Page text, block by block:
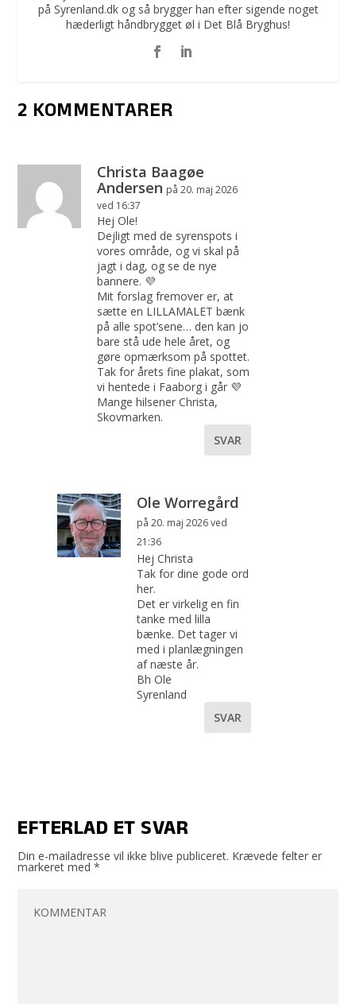
på Syrenland.dk og så brygger han efter sigende noget
hæderligt håndbrygget øl i Det Blå Bryghus!
2 KOMMENTARER
Christa Baagøe
Andersen på 20. maj 2026
ved 16:37
Hej Ole!
Dejligt med de syrenspots i
vores område, og vi skal på
jagt i dag, og se de nye
bannere. 💜
Mit forslag fremover er, at
sætte en LILLAMALET bænk
på alle spot’sene… den kan jo
bare stå ude hele året, og
gøre opmærksom på spottet.
Tak for årets fine plakat, som
vi hentede i Faaborg i går 💜
Mange hilsener Christa,
Skovmarken.
SVAR
Ole Worregård
på 20. maj 2026 ved
21:36
Hej Christa
Tak for dine gode ord
her.
Det er virkelig en fin
tanke med lilla
bænke. Det tager vi
med i planlægningen
af næste år.
Bh Ole
Syrenland
SVAR
EFTERLAD ET SVAR
Din e-mailadresse vil ikke blive publiceret. Krævede felter er
markeret med*